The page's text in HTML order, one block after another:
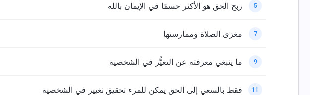
5 ربح الحق هو الأكثر حسمًا في الإيمان بالله
7 مغزى الصلاة وممارستها
9 ما ينبغي معرفته عن التغيُّر في الشخصية
11 فقط بالسعي إلى الحق يمكن للمرء تحقيق تغيير في الشخصية